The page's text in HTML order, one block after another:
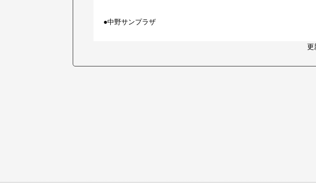
●中野サンプラザ
更